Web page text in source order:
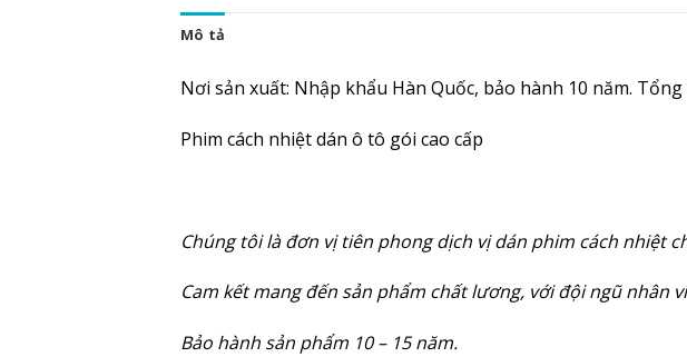
Mô tả
Nơi sản xuất: Nhập khẩu Hàn Quốc, bảo hành 10 năm.
Phim cách nhiệt dán ô tô gói cao cấp
Chúng tôi là đơn vị tiên phong dịch vị dán phim cách nhiệt
Cam kết mang đến sản phẩm chất lương, với đội ngũ nhân
Bảo hành sản phẩm 10 – 15 năm.